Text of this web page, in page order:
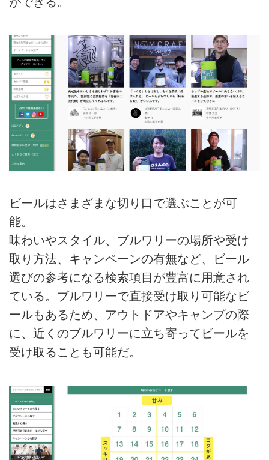
ビールはさまざまな切り口で選ぶことが可
能。
味わいやスタイル、ブルワリーの場所や受け
取り方法、キャンペーンの有無など、ビール
選びの参考になる検索項目が豊富に用意され
ている。ブルワリーで直接受け取り可能なビ
ールもあるため、アウトドアやキャンプの際
に、近くのブルワリーに立ち寄ってビールを
受け取ることも可能だ。